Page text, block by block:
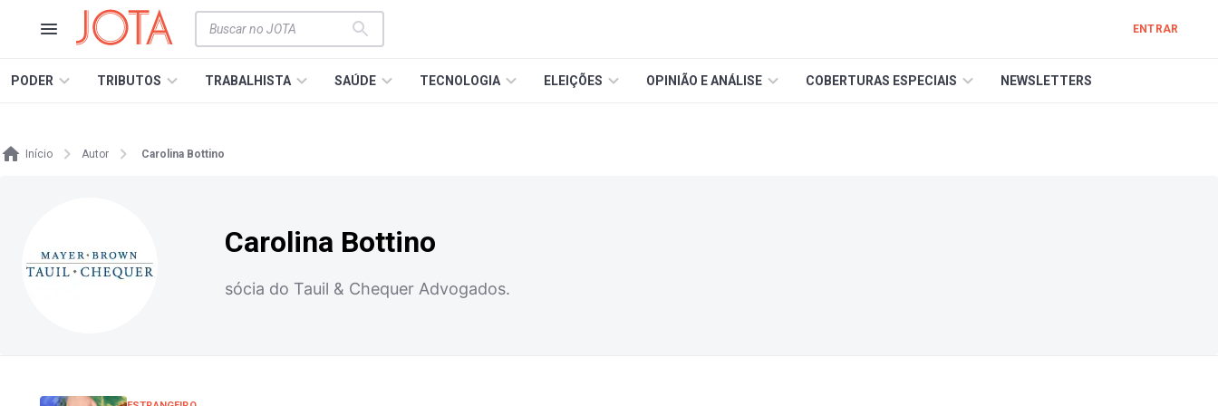
ENTRAR
PODER TRIBUTOS TRABALHISTA SAÚDE TECNOLOGIA ELEIÇÕES OPINIÃO E ANÁLISE COBERTURAS ESPECIAIS NEWSLETTERS
Início Autor Carolina Bottino
Carolina Bottino
sócia do Tauil & Chequer Advogados.